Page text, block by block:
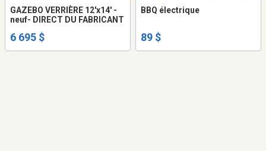
GAZEBO VERRIÈRE 12'x14' -
neuf- DIRECT DU FABRICANT
6 695 $
BBQ électrique
89 $